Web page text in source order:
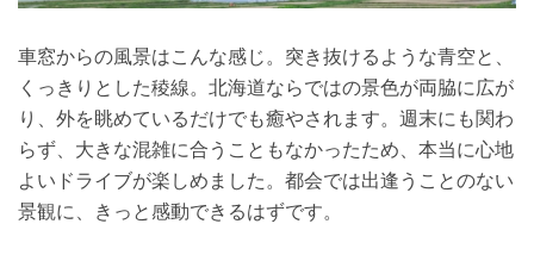
車窓からの風景はこんな感じ。突き抜けるような青空と、
くっきりとした稜線。北海道ならではの景色が両脇に広が
り、外を眺めているだけでも癒やされます。週末にも関わ
らず、大きな混雑に合うこともなかったため、本当に心地
よいドライブが楽しめました。都会では出逢うことのない
景観に、きっと感動できるはずです。